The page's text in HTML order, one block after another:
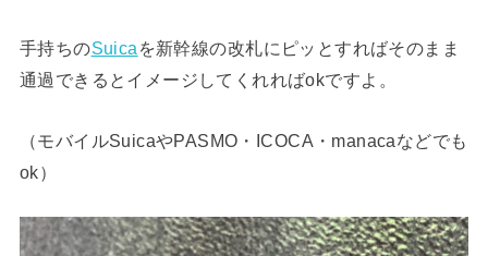
手持ちのSuica を新幹線の改札にピッとすればそのまま
通過できるとイメージしてくれればokですよ。
（モバイルSuicaやPASMO・ICOCA・manacaなどでも
ok）